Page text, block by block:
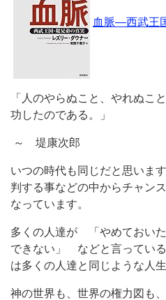
血脈―西武王
「人のやらぬこと、やれぬ
功したのである。」
～ 堤康次郎
いつの時代も同じだと思いま
判する事などの中からチャン
なっています。
多くの人達が 「やめておい
できない」 などと言ってい
は多くの人達と同じような人生
神の世界も、世界の権力図も